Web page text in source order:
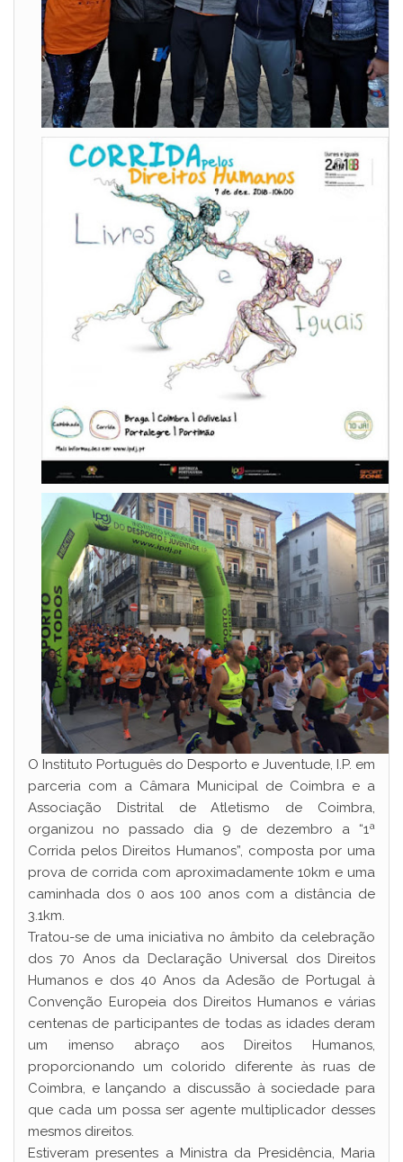
O Instituto Português do Desporto e Juventude, I.P. em
parceria com a Câmara Municipal de Coimbra e a
Associação Distrital de Atletismo de Coimbra,
organizou no passado dia 9 de dezembro a “1ª
Corrida pelos Direitos Humanos”, composta por uma
prova de corrida com aproximadamente 10km e uma
caminhada dos 0 aos 100 anos com a distância de
3.1km.
Tratou-se de uma iniciativa no âmbito da celebração
dos 70 Anos da Declaração Universal dos Direitos
Humanos e dos 40 Anos da Adesão de Portugal à
Convenção Europeia dos Direitos Humanos e várias
centenas de participantes de todas as idades deram
um imenso abraço aos Direitos Humanos,
proporcionando um colorido diferente às ruas de
Coimbra, e lançando a discussão à sociedade para
que cada um possa ser agente multiplicador desses
mesmos direitos.
Estiveram presentes a Ministra da Presidência, Maria